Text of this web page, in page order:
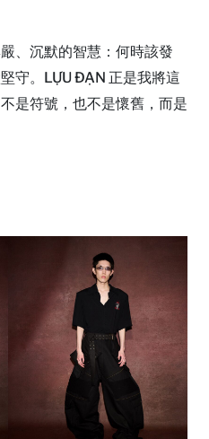
、沉默的智慧：何時該發
守。LỰU ĐẠN 正是我將這
是符號，也不是懷舊，而是